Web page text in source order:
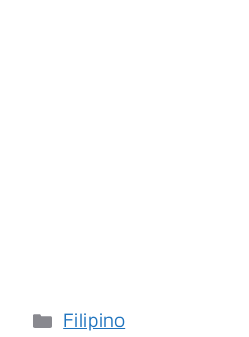
Categories
Filipino